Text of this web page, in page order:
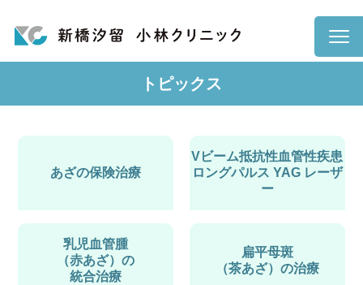
トピックス
あざの保険治療
Vビーム抵抗性血管性疾患
ロングパルス YAG レーザ
ー
乳児血管腫
（赤あざ）の
統合治療
扁平母斑
（茶あざ）の治療